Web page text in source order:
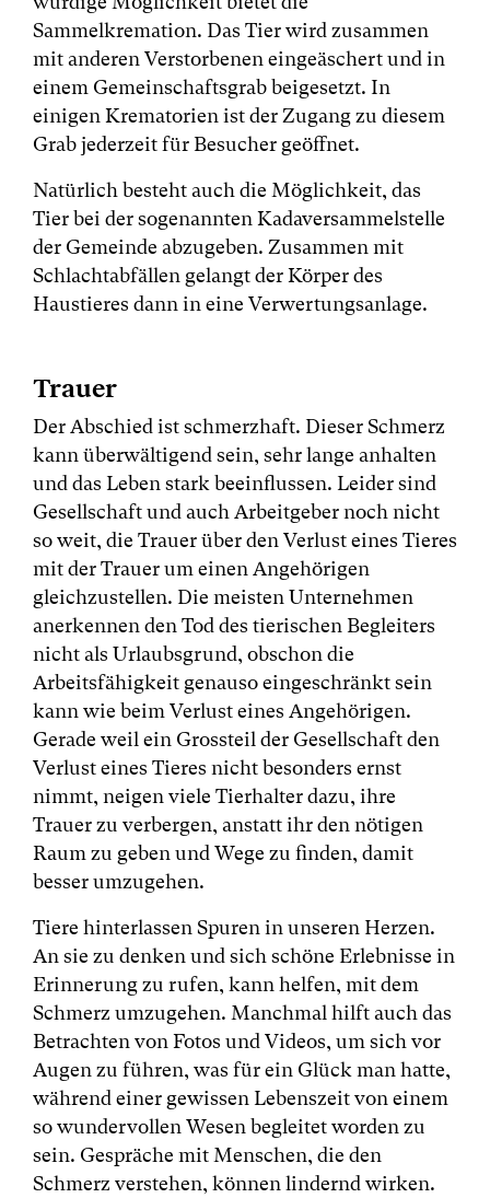
Sammelkremation. Das Tier wird zusammen
mit anderen Verstorbenen eingeäschert und in
einem Gemeinschaftsgrab beigesetzt. In
einigen Krematorien ist der Zugang zu diesem
Grab jederzeit für Besucher geöffnet.
Natürlich besteht auch die Möglichkeit, das
Tier bei der sogenannten Kadaversammelstelle
der Gemeinde abzugeben. Zusammen mit
Schlachtabfällen gelangt der Körper des
Haustieres dann in eine Verwertungsanlage.
Trauer
Der Abschied ist schmerzhaft. Dieser Schmerz
kann überwältigend sein, sehr lange anhalten
und das Leben stark beeinflussen. Leider sind
Gesellschaft und auch Arbeitgeber noch nicht
so weit, die Trauer über den Verlust eines Tieres
mit der Trauer um einen Angehörigen
gleichzustellen. Die meisten Unternehmen
anerkennen den Tod des tierischen Begleiters
nicht als Urlaubsgrund, obschon die
Arbeitsfähigkeit genauso eingeschränkt sein
kann wie beim Verlust eines Angehörigen.
Gerade weil ein Grossteil der Gesellschaft den
Verlust eines Tieres nicht besonders ernst
nimmt, neigen viele Tierhalter dazu, ihre
Trauer zu verbergen, anstatt ihr den nötigen
Raum zu geben und Wege zu finden, damit
besser umzugehen.
Tiere hinterlassen Spuren in unseren Herzen.
An sie zu denken und sich schöne Erlebnisse in
Erinnerung zu rufen, kann helfen, mit dem
Schmerz umzugehen. Manchmal hilft auch das
Betrachten von Fotos und Videos, um sich vor
Augen zu führen, was für ein Glück man hatte,
während einer gewissen Lebenszeit von einem
so wundervollen Wesen begleitet worden zu
sein. Gespräche mit Menschen, die den
Schmerz verstehen, können lindernd wirken.